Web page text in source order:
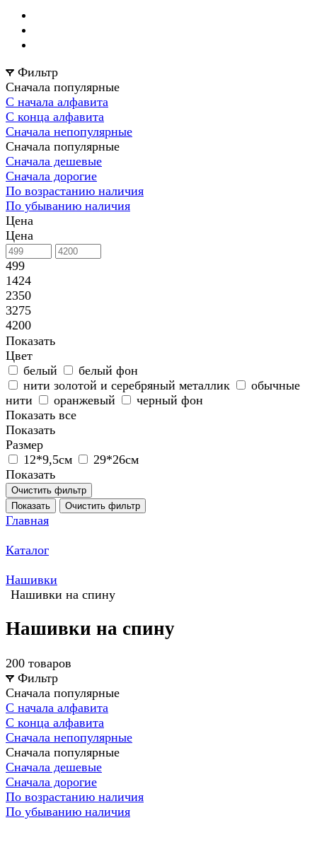
Фильтр
Сначала популярные
С начала алфавита
С конца алфавита
Сначала непопулярные
Сначала популярные
Сначала дешевые
Сначала дорогие
По возрастанию наличия
По убыванию наличия
Цена
Цена
499
1424
2350
3275
4200
Показать
Цвет
белый
белый фон
нити золотой и серебряный металлик
обычные
нити
оранжевый
черный фон
Показать все
Показать
Размер
12*9,5см
29*26см
Показать
Очистить фильтр
Показать
Очистить фильтр
Главная
Каталог
Нашивки
Нашивки на спину
Нашивки на спину
200 товаров
Фильтр
Сначала популярные
С начала алфавита
С конца алфавита
Сначала непопулярные
Сначала популярные
Сначала дешевые
Сначала дорогие
По возрастанию наличия
По убыванию наличия